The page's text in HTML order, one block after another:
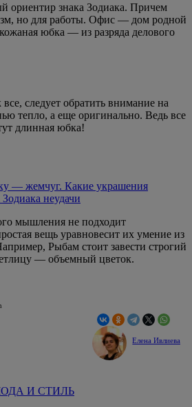
знака Зодиака. Причем
но для работы. Офис — дом родной
юбка — из разряда делового
следует обратить внимание на
тепло, а еще оригинально. Ведь все
длинная юбка!
— жемчуг. Какие украшения
неудачи
мышления не подходит
вещь уравновесит их умение из
Рыбам стоит завести строгий
— объемный цветок.
Елена Ивлиева
И СТИЛЬ